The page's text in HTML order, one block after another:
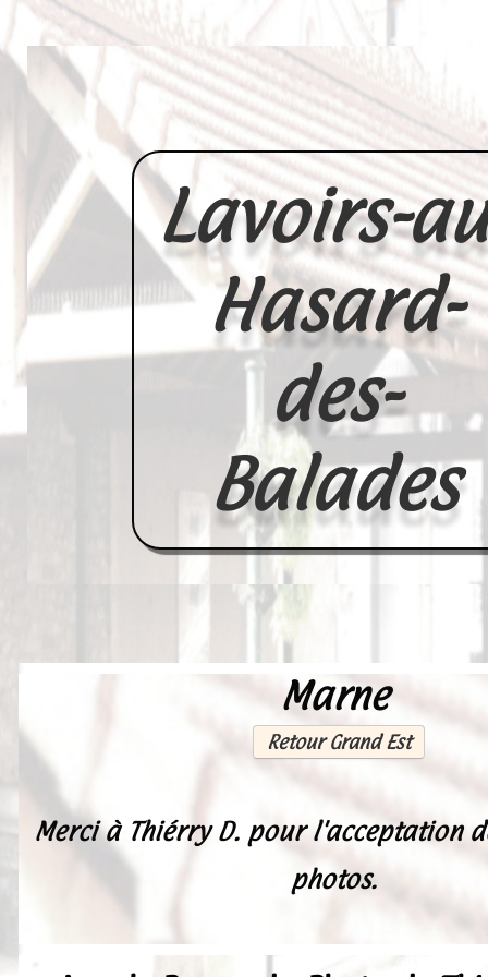
Lavoirs-
Hasard-
des-
Balades
Videos--Lavoirs
Un Peu d'Histoire
Cartes Postales-Anciennes et
Marne
Retour Grand Est
Merci à Thiérry D. pour l'acceptation
photos.